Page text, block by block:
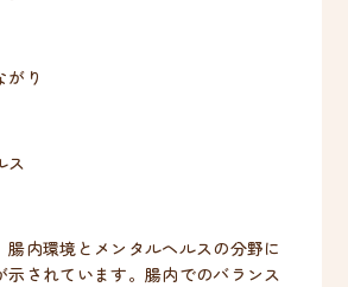
がり
ス
腸内環境とメンタルヘルスの分野に
示されています。腸内でのバランス